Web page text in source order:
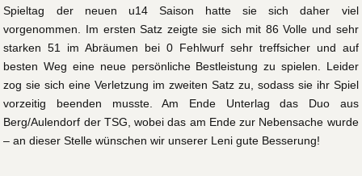
Spieltag der neuen u14 Saison hatte sie sich daher viel
vorgenommen. Im ersten Satz zeigte sie sich mit 86 Volle und sehr
starken 51 im Abräumen bei 0 Fehlwurf sehr treffsicher und auf
besten Weg eine neue persönliche Bestleistung zu spielen. Leider
zog sie sich eine Verletzung im zweiten Satz zu, sodass sie ihr Spiel
vorzeitig beenden musste. Am Ende Unterlag das Duo aus
Berg/Aulendorf der TSG, wobei das am Ende zur Nebensache wurde
– an dieser Stelle wünschen wir unserer Leni gute Besserung!